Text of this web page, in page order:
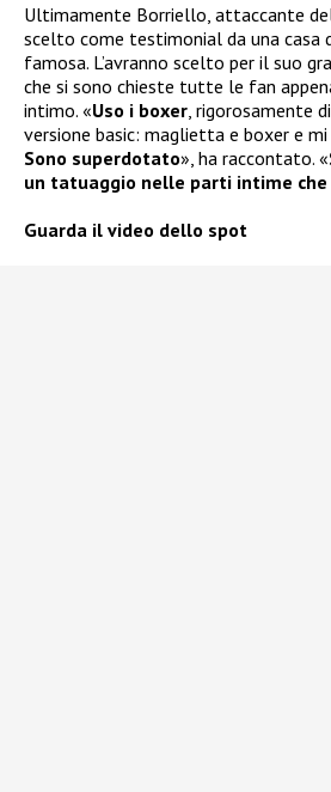
Ultimamente Borriello, attaccante
scelto come testimonial da una casa
famosa. L’avranno scelto per il suo
che si sono chieste tutte le fan
intimo. «Uso i boxer , rigorosamente
versione basic: maglietta e boxer e
Sono superdotato», ha raccontato. «
un tatuaggio nelle parti intime che
Guarda il video dello spot